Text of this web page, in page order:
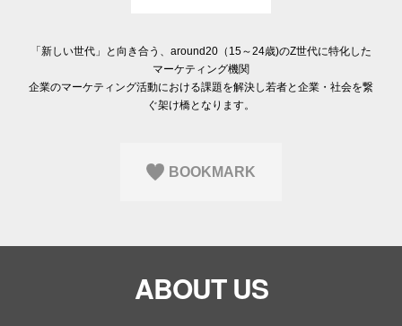
プライバシーポリシー
「新しい世代」と向き合う、around20（15～24歳)のZ世代に特化した
マーケティング機関
企業のマーケティング活動における課題を解決し若者と企業・社会を繋
ぐ架け橋となります。
BOOKMARK
ABOUT US